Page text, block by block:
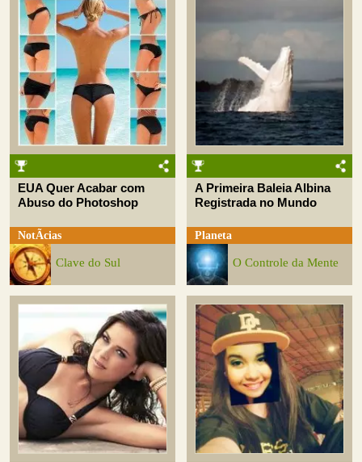
EUA Quer Acabar com
Abuso do Photoshop
NotÃ­cias
Clave do Sul
A Primeira Baleia Albina
Registrada no Mundo
Planeta
O Controle da Mente